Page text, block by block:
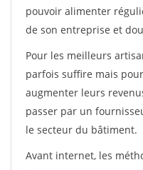
pouvoir alimenter
de son entreprise et
Pour les meilleurs
parfois suffire mais
augmenter leurs
passer par un
le secteur du bâtiment.
Avant internet, les